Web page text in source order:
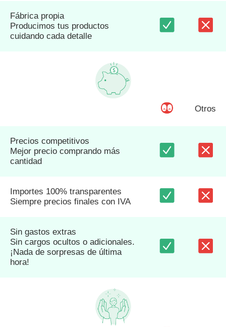
Fábrica propia
Producimos tus productos
cuidando cada detalle
Otros
Precios competitivos
Mejor precio comprando más
cantidad
Importes 100% transparentes
Siempre precios finales con IVA
Sin gastos extras
Sin cargos ocultos o adicionales.
¡Nada de sorpresas de última
hora!